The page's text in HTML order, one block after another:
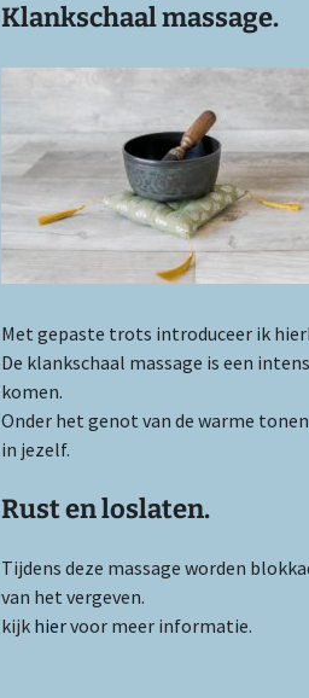
Klankschaal massage.
Met gepaste trots introduceer ik
De klankschaal massage is een
komen.
Onder het genot van de warme
in jezelf.
Rust en loslaten.
Tijdens deze massage worden
van het vergeven.
kijk hiervoor meer informatie.